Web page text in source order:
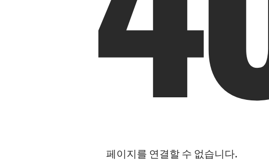
페이지를 연결할 수 없습니다.